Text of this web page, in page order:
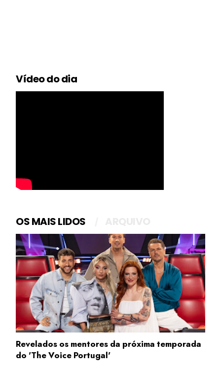
Vídeo do dia
OS MAIS LIDOS
Revelados os mentores da próxima temporada
do 'The Voice Portugal'